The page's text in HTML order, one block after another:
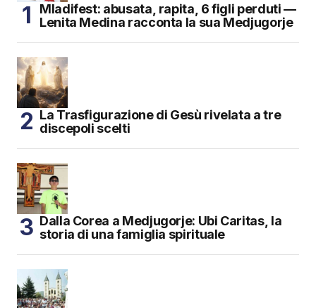
Mladifest: abusata, rapita, 6 figli perduti —
Lenita Medina racconta la sua Medjugorje
La Trasfigurazione di Gesù rivelata a tre
discepoli scelti
Dalla Corea a Medjugorje: Ubi Caritas, la
storia di una famiglia spirituale